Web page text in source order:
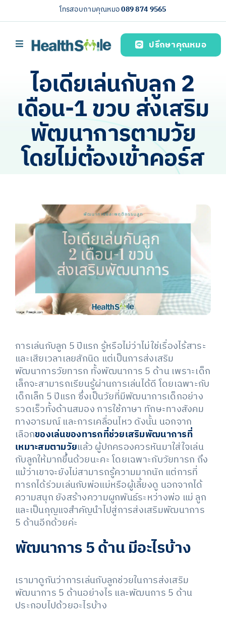
to
โทรสอบถามคุณหมอ089 874 9565
Toggle
บริการของเรา (Our services)
ความรู้สุขภาพ
เกี่ยวกับเรา
ไทย
ปรึกษาคุณหมอ
ไอเดียเล่นกับลูก 2
เดือน-1 ขวบ ส่งเสริม
พัฒนาการตามวัย
โดยไม่ต้องเข้าคอร์ส
Larger
Image
การเล่นกับลูก 5 ปีแรก รู้หรือไม่ว่าไม่ใช่เรื่องไร้สาระ
และเสียเวลาเลยสักนิด แต่เป็นการส่งเสริม
พัฒนาการวัยทารก ทั้งพัฒนาการ 5 ด้าน เพราะเด็ก
เล็กจะสามารถเรียนรู้ผ่านการเล่นได้ดี โดยเฉพาะกับ
เด็กเล็ก 5 ปีแรก ซึ่งเป็นวัยที่มีพัฒนาการเด็กอย่าง
รวดเร็วทั้งด้านสมอง การใช้ภาษา ทักษะทางสังคม
ทางอารมณ์ และการเคลื่อนไหว ดังนั้น นอกจาก
เลือกของเล่นของทารกที่ช่วยเสริมพัฒนาการที่
เหมาะสมตามวัยแล้ว ผู้ปกครองควรหันมาใส่ใจเล่น
กับลูกให้มากขึ้นด้วยนะคะ โดยเฉพาะกับวัยทารก ถึง
แม้ว่าเขาจะยังไม่สามารถรู้ความมากนัก แต่การที่
ทารกได้ร่วมเล่นกับพ่อแม่หรือผู้เลี้ยงดู นอกจากได้
ความสนุก ยังสร้างความผูกพันธ์ระหว่างพ่อ แม่ ลูก
และเป็นกุญแจสำคัญนำไปสู่การส่งเสริมพัฒนาการ
5 ด้านอีกด้วยค่ะ
พัฒนาการ 5 ด้าน มีอะไรบ้าง
เรามาดูกันว่าการเล่นกับลูกช่วยในการส่งเสริม
พัฒนาการ 5 ด้านอย่างไร และพัฒนการ 5 ด้าน
ประกอบไปด้วยอะไรบ้าง